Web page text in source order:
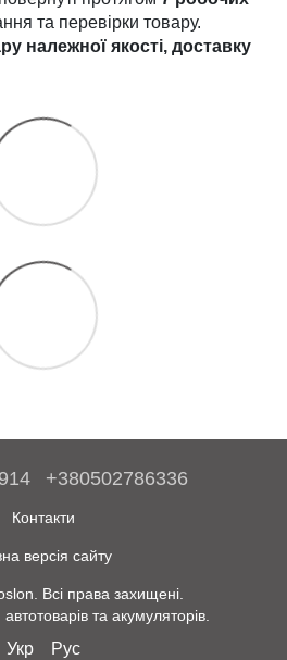
та перевірки товару.
належної якості, доставку
+380502786336
Контакти
версія сайту
Всі права захищені.
та акумуляторів.
Укр Рус